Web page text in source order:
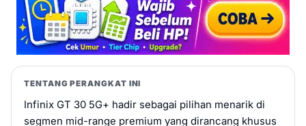
TENTANG PERANGKAT INI
Infinix GT 30 5G+ hadir sebagai pilihan menarik di
segmen mid-range premium yang dirancang khusus